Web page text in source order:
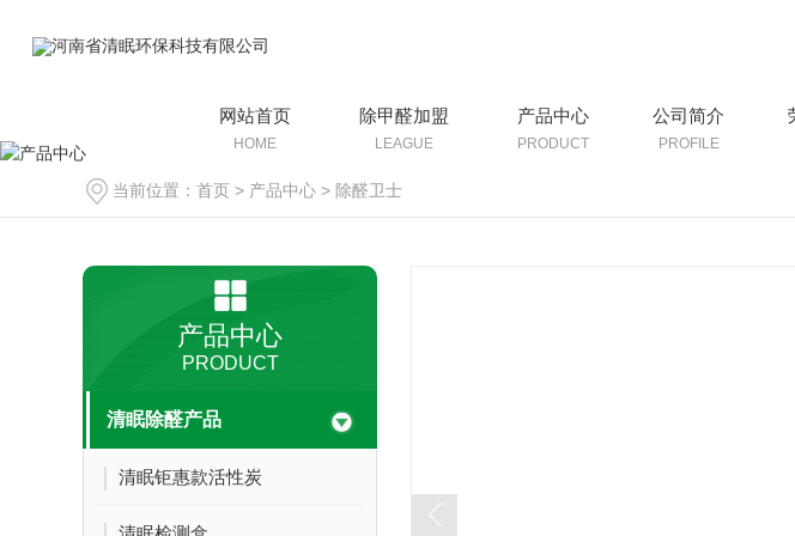
网站首页
HOME
除甲醛加盟
LEAGUE
产品中心
PRODUCT
公司简介
PROFILE
当前位置： 首页 > 产品中心 > 除醛卫士
产品中心
PRODUCT
清眠除醛产品
清眠钜惠款活性炭